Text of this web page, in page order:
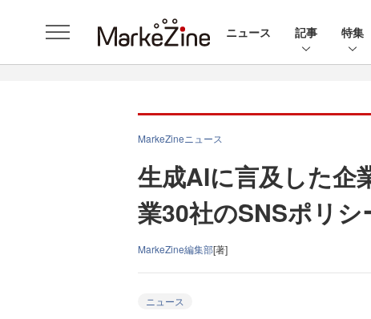
ニュース 記事 特集
MarkeZineニュース
生成AIに言及した企
業30社のSNSポリシ
MarkeZine編集部[著]
ニュース